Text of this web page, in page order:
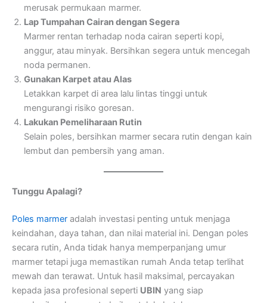
merusak permukaan marmer.
Lap Tumpahan Cairan dengan Segera
Marmer rentan terhadap noda cairan seperti kopi,
anggur, atau minyak. Bersihkan segera untuk mencegah
noda permanen.
Gunakan Karpet atau Alas
Letakkan karpet di area lalu lintas tinggi untuk
mengurangi risiko goresan.
Lakukan Pemeliharaan Rutin
Selain poles, bersihkan marmer secara rutin dengan kain
lembut dan pembersih yang aman.
Tunggu Apalagi?
Poles marmer adalah investasi penting untuk menjaga
keindahan, daya tahan, dan nilai material ini. Dengan poles
secara rutin, Anda tidak hanya memperpanjang umur
marmer tetapi juga memastikan rumah Anda tetap terlihat
mewah dan terawat. Untuk hasil maksimal, percayakan
kepada jasa profesional seperti UBIN yang siap